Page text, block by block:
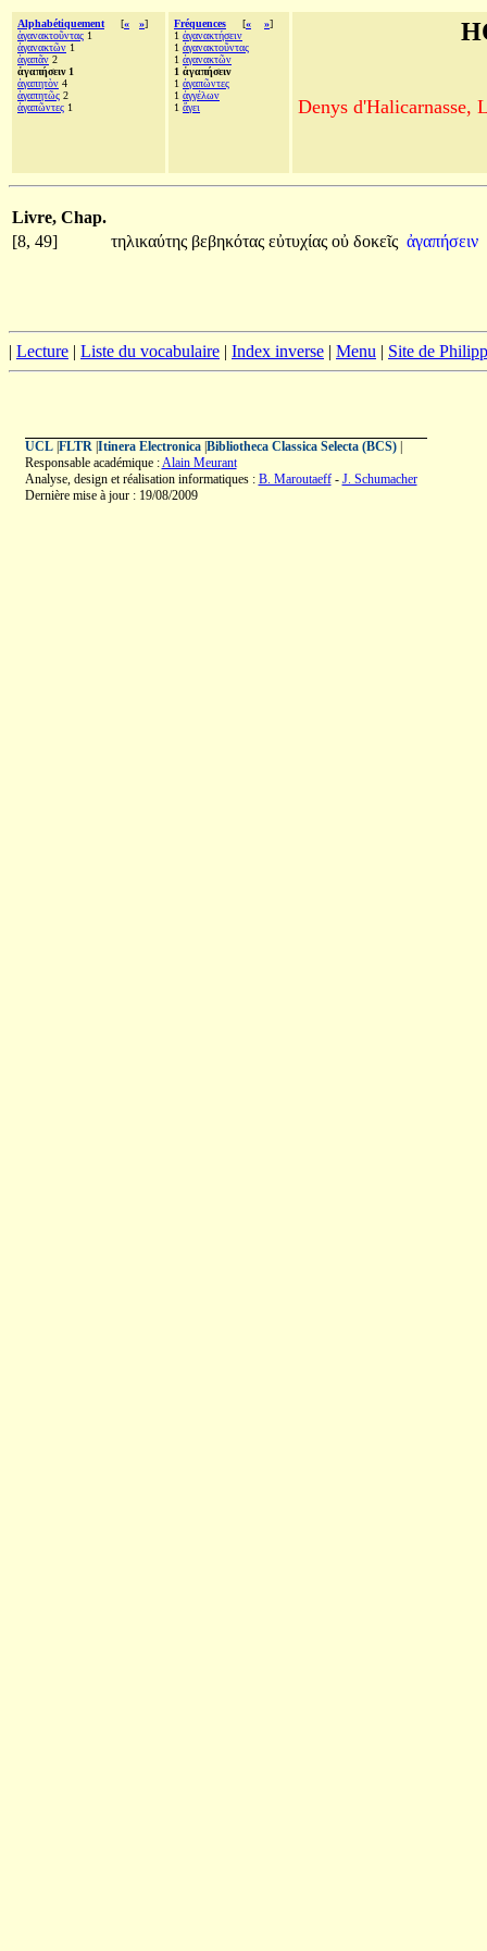
Alphabétiquement [« »]
ἀγανακτοῦντας 1
ἀγανακτῶν 1
ἀγαπᾶν 2
ἀγαπήσειν 1
ἀγαπητὸν 4
ἀγαπητῶς 2
ἀγαπῶντες 1
Fréquences [« »]
1 ἀγανακτήσειν
1 ἀγανακτοῦντας
1 ἀγανακτῶν
1 ἀγαπήσειν
1 ἀγαπῶντες
1 ἀγγέλων
1 ἄγει Denys d'Halicarnasse,
Livre, Chap.
[8, 49]
τηλικαύτης βεβηκότας εὐτυχίας οὐ δοκεῖς ἀγαπήσειν
| Lecture | Liste du vocabulaire | Index inverse | Menu | Site de
UCL| FLTR| Itinera Electronica| Bibliotheca Classica Selecta (BCS)|
Responsable académique :Alain Meurant
Analyse, design et réalisation informatiques : B. Maroutaeff- J. Schumacher
Dernière mise à jour : 19/08/2009